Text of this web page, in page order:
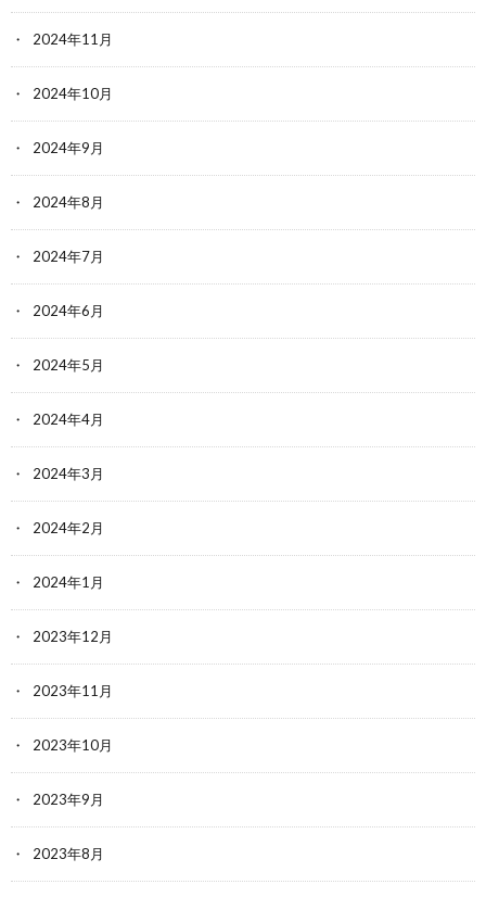
2024年11月
2024年10月
2024年9月
2024年8月
2024年7月
2024年6月
2024年5月
2024年4月
2024年3月
2024年2月
2024年1月
2023年12月
2023年11月
2023年10月
2023年9月
2023年8月